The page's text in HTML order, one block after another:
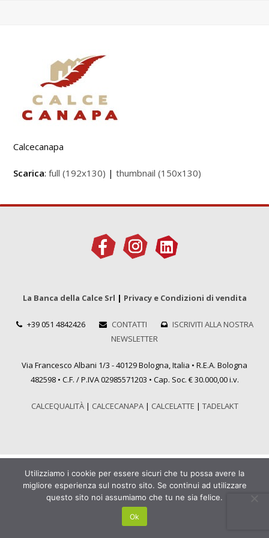
Calcecanapa
Scarica:full (192x130) |thumbnail (150x130)
La Banca della Calce Srl | Privacy e Condizioni di vendita
+39 051 4842426 CONTATTI
ISCRIVITI ALLA NOSTRA
NEWSLETTER
Via Francesco Albani 1/3 - 40129 Bologna, Italia • R.E.A. Bologna
482598 • C.F. / P.IVA 02985571203 • Cap. Soc. € 30.000,00 i.v.
CALCEQUALITÀ| CALCECANAPA| CALCELATTE | TADELAKT
Utilizziamo i cookie per essere sicuri che tu possa avere la
migliore esperienza sul nostro sito. Se continui ad utilizzare
questo sito noi assumiamo che tu ne sia felice.
Ok